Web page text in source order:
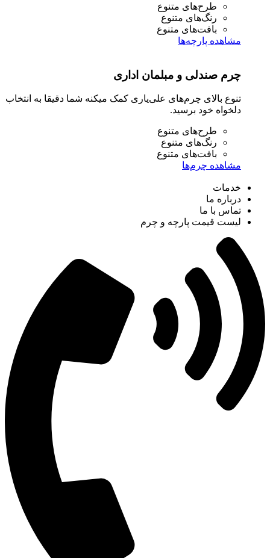
طرح‌های متنوع
رنگ‌های متنوع
بافت‌های متنوع
پارچه‌ها
صندلی و مبلمان اداری
بالای چرم‌های علی‌یاری کمک میکنه شما دقیقا به انتخاب
خود برسید.
طرح‌های متنوع
رنگ‌های متنوع
بافت‌های متنوع
چرم‌ها
ما
با ما
قیمت پارچه و چرم